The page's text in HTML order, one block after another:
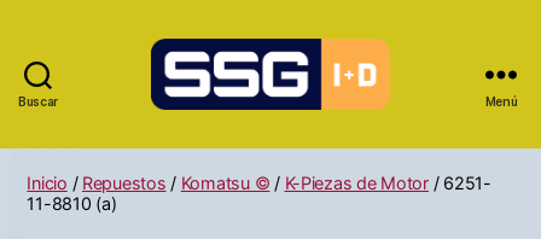
Buscar Menú
Inicio / Repuestos / Komatsu © / K-Piezas de Motor/ 6251-
11-8810 (a)